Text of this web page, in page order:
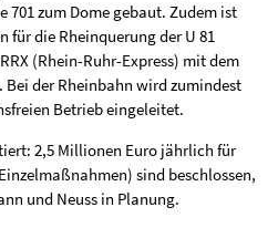
701 zum Dome gebaut. Zudem ist
für die Rheinquerung der U 81
(Rhein-Ruhr-Express) mit dem
der Rheinbahn wird zumindest
Betrieb eingeleitet.
2,5 Millionen Euro jährlich für
sind beschlossen,
und Neuss in Planung.